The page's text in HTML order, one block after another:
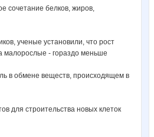
сочетание белков, жиров,
ученые установили, что рост
малорослые - гораздо меньше
в обмене веществ, происходящем в
для строительства новых клеток